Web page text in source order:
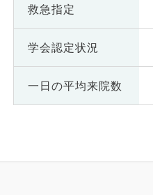
救急指定
学会認定状況
一日の平均来院数